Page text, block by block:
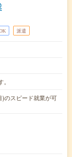
派遣
のスピード就業が可